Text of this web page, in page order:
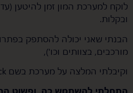
לוקח למערכת המון זמן להיטען
ובקלות.
הבנתי שאני יכולה להסתפק
מורכבים, בצוותים וכו'),
וקיבלתי המלצה על מערכת בשם Ticktick.
התחלתי להשתמש בה, ופשוט